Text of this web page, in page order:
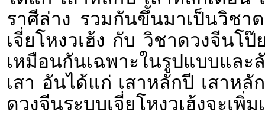
ราศีล่าง รวมกันขึ้นมาเป็นวิชา
เจี่ยโหงวเฮ้ง กับ วิชาดวงจีนโ
เหมือนกันเฉพาะในรูปแบบแล
เสา อันได้แก่ เสาหลักปี เสาห
ดวงจีนระบบเจี่ยโหงวเฮ้งจะเพิ่